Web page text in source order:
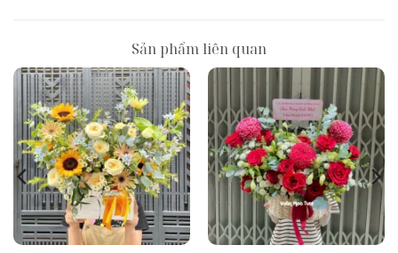
Sản phẩm liên quan